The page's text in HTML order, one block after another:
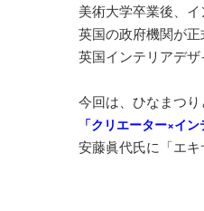
美術大学卒業後、
英国の政府機関が正
英国インテリアデザ
今回は、ひなまつり
「クリエーター×イ
安藤眞代氏に「エ